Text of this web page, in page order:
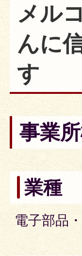
メル
んに
す
事業
業種
電子部品